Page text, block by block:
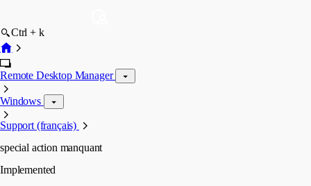
Ctrl + k
Remote Desktop Manager
Windows
Support (français)
special action manquant
Implemented